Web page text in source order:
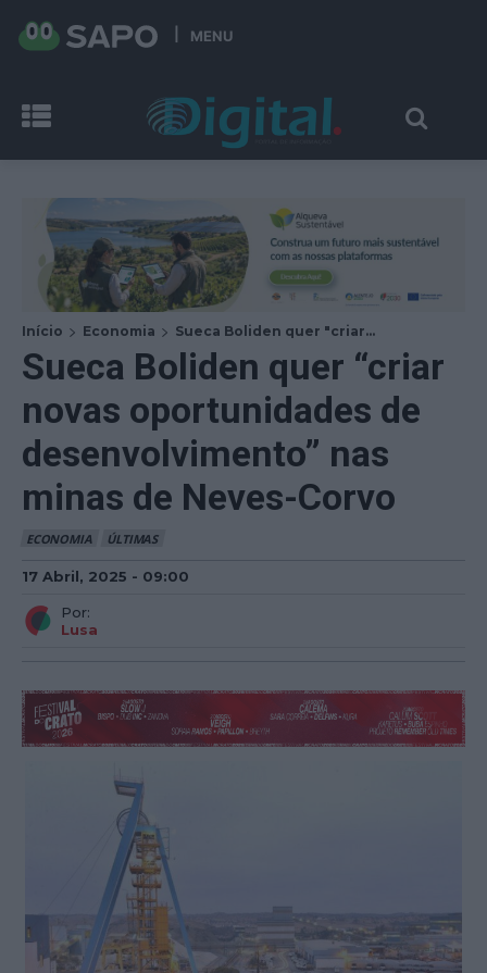
MENU
Início Economia Sueca Boliden quer "criar...
Sueca Boliden quer “criar
novas oportunidades de
desenvolvimento” nas
minas de Neves-Corvo
ECONOMIA ÚLTIMAS
17 Abril, 2025 - 09:00
Por:
Lusa